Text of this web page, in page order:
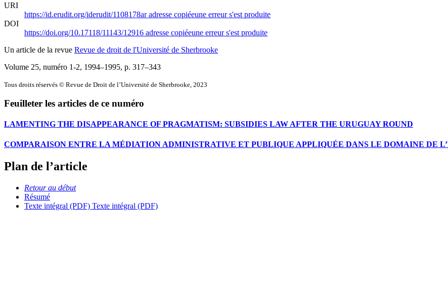
URI
https://id.erudit.org/iderudit/1108178aradresse copiéeune erreur s'est produite
DOI
https://doi.org/10.17118/11143/12916 adresse copiéeune erreur s'est produite
Un article de la revue Revue de droit de l'Université de Sherbrooke
Volume 25, numéro 1-2, 1994–1995, p. 317–343
Tous droits réservés © Revue de Droit de l’Université de Sherbrooke, 2023
Feuilleter les articles de ce numéro
LAMENTING THE DISAPPEARANCE OF PRAGMATISM: SUBSIDIES LAW AFTER THE URUGUAY ROUND
COMPARAISON ENTRE LA MÉDIATION ADMINISTRATIVE ET PUBLIQUE APPLIQUÉE DANS LE DOMAINE DE
Plan de l’article
Retour au début
Résumé
Texte intégral (PDF) Texte intégral (PDF)